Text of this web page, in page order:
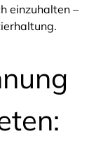
einzuhalten –